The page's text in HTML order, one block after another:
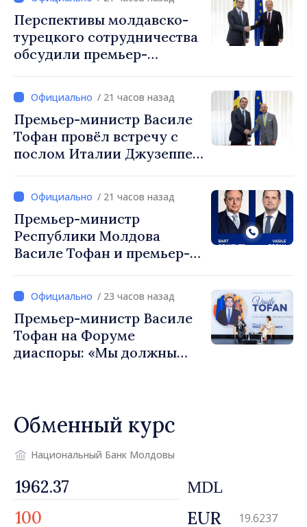
Перспективы молдавско-
турецкого сотрудничества
обсудили премьер-
посол Турции Уйгар
Мустафа Сертел/ 21 часов назад
Премьер-министр Василе
Тофан провёл встречу с
послом Италии Джузеппе
/ 21 часов назад
Премьер-министр
Республики Молдова
Василе Тофан и премьер-
Вевер обсудили
европейский путь
Республики Молдова
/ 23 часов назад
Премьер-министр Василе
Тофан на Форуме
диаспоры: «Мы должны
движется в правильном
направлении»
Обменный курс
Национальный Банк Молдовы
MDL
EUR 19.6237